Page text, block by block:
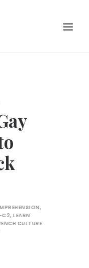
POLICY
,
C2, LEARN
CULTURE